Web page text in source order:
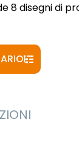
8 disegni di